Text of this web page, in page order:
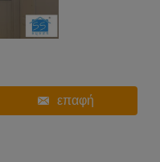
επαφή